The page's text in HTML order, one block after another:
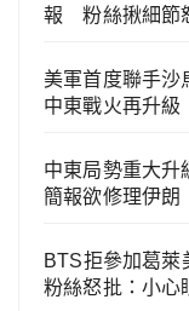
報 粉絲揪細節
美軍首度聯手沙
中東戰火再升級
中東局勢重大
簡報欲修理伊朗
BTS拒參加葛
粉絲怒批：小心